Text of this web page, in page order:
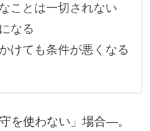
ことは一切されない
なる
けても条件が悪くなる
を使わない」場合―。